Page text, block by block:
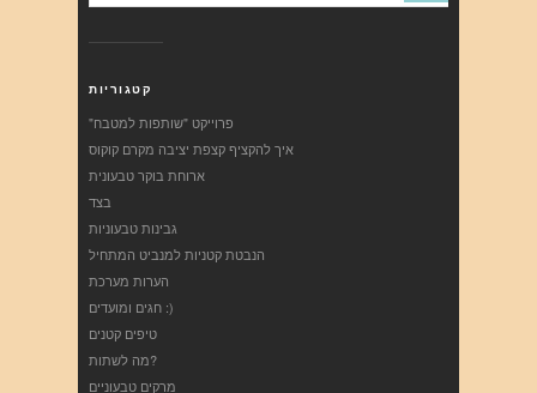
קטגוריות
"פרוייקט "שותפות למטבח
איך להקציף קצפת יציבה מקרם קוקוס
ארוחת בוקר טבעונית
בצד
גבינות טבעוניות
הנבטת קטניות למנביט המתחיל
הערות מערכת
חגים ומועדים :)
טיפים קטנים
מה לשתות?
מרקים טבעוניים